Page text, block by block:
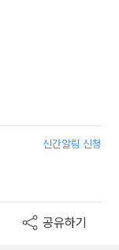
신간알림 신청
공유하기